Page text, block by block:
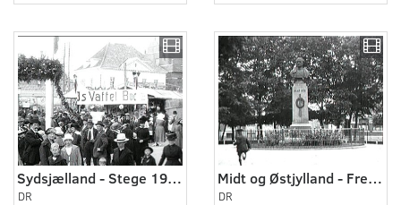
Sydsjælland - Stege 1921
DR
Midt og Østjylland - Fredericia og omegn 1923
DR